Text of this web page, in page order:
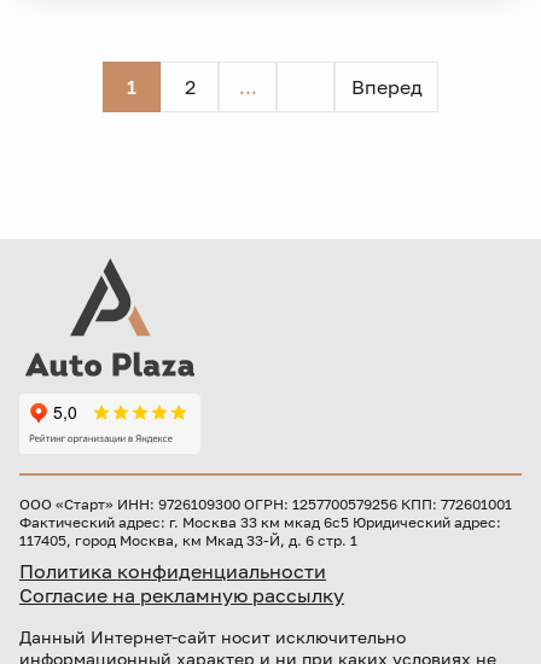
1 2 ... Вперед
ООО «Старт» ИНН: 9726109300 ОГРН: 1257700579256 КПП: 772601001
Фактический адрес: г. Москва 33 км мкад 6с5 Юридический адрес:
117405, город Москва, км Мкад 33-Й, д. 6 стр. 1
Политика конфиденциальности
Согласие на рекламную рассылку
Данный Интернет-сайт носит исключительно
информационный характер и ни при каких условиях не